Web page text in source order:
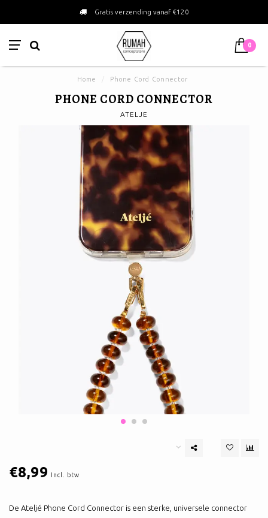
Gratis verzending vanaf €120
0
Home Phone Cord Connector
PHONE CORD CONNECTOR
ATELJE
€8,99 Incl. btw
De Ateljé Phone Cord Connector is een sterke, universele connector